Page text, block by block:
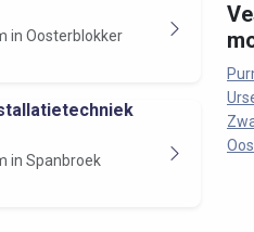
in Oosterblokker
in Spanbroek